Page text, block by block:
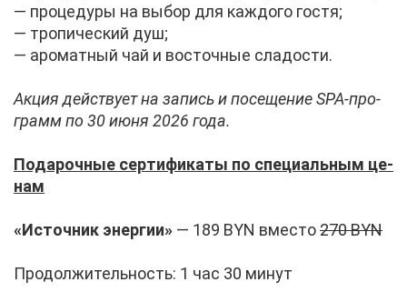
— про­це­ду­ры на вы­бор для каж­до­го го­стя;
— тро­пи­че­ский душ;
— аро­мат­ный чай и во­сточ­ные сла­до­сти.
Ак­ция дей­ству­ет на за­пись и по­се­ще­ние SPA-про­
грамм по 30 июня 2026 го­да.
По­да­роч­ные сер­ти­фи­ка­ты по спе­ци­аль­ным це­
нам
«Ис­точ­ник энер­гии» — 189 BYN вме­сто270 BYN
Про­дол­жи­тель­ность: 1 час 30 ми­нут